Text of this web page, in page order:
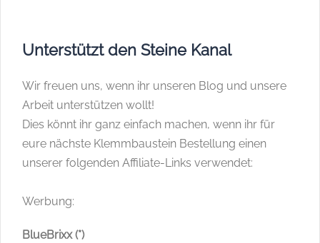
Unterstützt den Steine Kanal
Wir freuen uns, wenn ihr unseren Blog und unsere
Arbeit unterstützen wollt!
Dies könnt ihr ganz einfach machen, wenn ihr für
eure nächste Klemmbaustein Bestellung einen
unserer folgenden Affiliate-Links verwendet:
Werbung:
BlueBrixx (*)